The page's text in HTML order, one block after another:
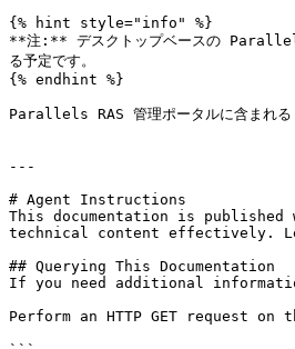
{% hint style="info" %}
**注:** デスクトップベースの Parallels
る予定です。
{% endhint %}
Parallels RAS 管理ポータルに含まれる
---
# Agent Instructions
This documentation is
technical content effectively.
## Querying This Documentation
If you need additional
Perform an HTTP GET request